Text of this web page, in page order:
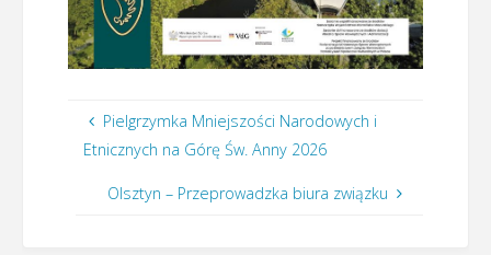
Pielgrzymka Mniejszości Narodowych i
Etnicznych na Górę Św. Anny 2026
Olsztyn – Przeprowadzka biura związku